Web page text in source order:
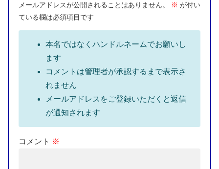
メールアドレスが公開されることはありません。 ※ が付い
ている欄は必須項目です
本名ではなくハンドルネームでお願いし
ます
コメントは管理者が承認するまで表示さ
れません
メールアドレスをご登録いただくと返信
が通知されます
コメント ※